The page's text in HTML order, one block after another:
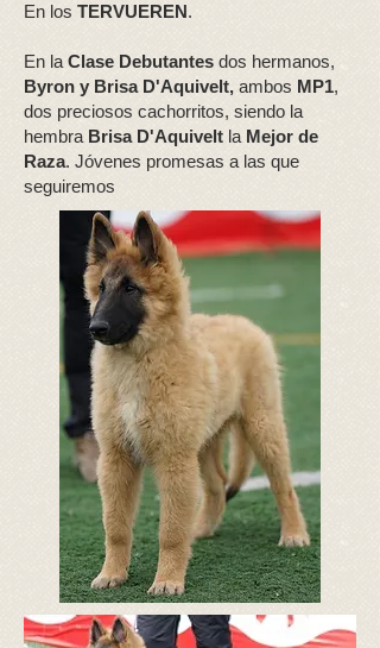
En los TERVUEREN.
En la Clase Debutantes dos hermanos,
Byron y Brisa D'Aquivelt, ambos MP1,
dos preciosos cachorritos, siendo la
hembra Brisa D'Aquivelt la Mejor de
Raza. Jóvenes promesas a las que
seguiremos